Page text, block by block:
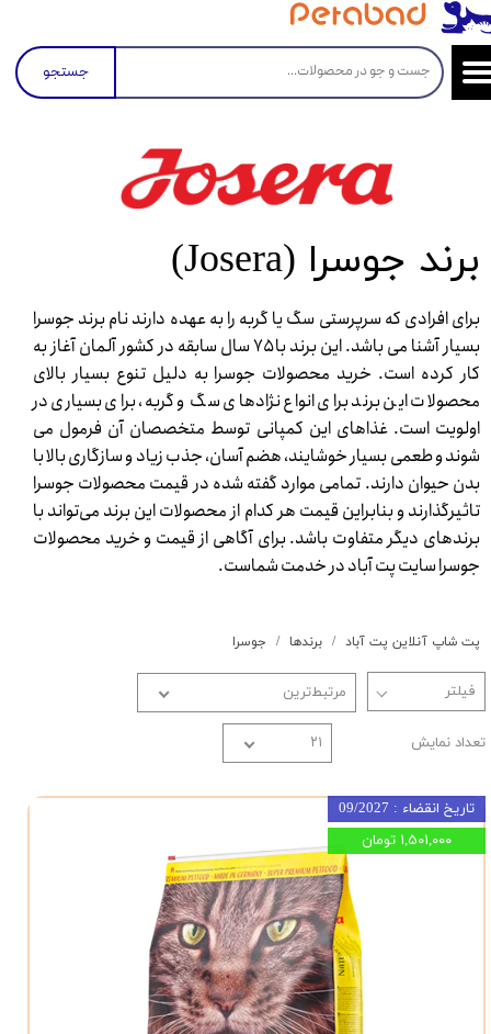
جستجو
برند جوسرا (Josera)
برای افرادی که سرپرستی سگ یا گربه را به عهده دارند نام برند جوسرا
بسیار آشنا می باشد. این برند با ۷۵ سال سابقه در کشور آلمان آغاز به
کار کرده است. خرید محصولات جوسرا به دلیل تنوع بسیار بالای
محصولات این برند برای انواع نژادهای سگ و گربه، برای بسیاری در
اولویت است. غذاهای این کمپانی توسط متخصصان آن فرمول می
شوند و طعمی بسیار خوشایند، هضم آسان، جذب زیاد و سازگاری بالا با
بدن حیوان دارند. تمامی موارد گفته شده در قیمت محصولات جوسرا
تاثیرگذارند و بنابراین قیمت هر کدام از محصولات این برند می‌تواند با
برندهای دیگر متفاوت باشد. برای آگاهی از قیمت و خرید محصولات
جوسرا سایت پت آباد در خدمت شماست.​​​​​​​
پت شاپ آنلاین پت آباد برندها جوسرا
مرتبط‌ترین
تعداد نمایش ۲۱
تاریخ انقضاء : 09/2027
۱,۵۰۱,۰۰۰ تومان